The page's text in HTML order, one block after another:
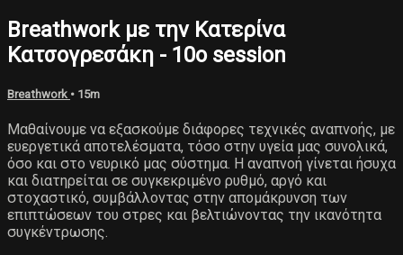
Breathwork με την Κατερίνα
Κατσογρεσάκη - 10ο session
Breathwork • 15m
Μαθαίνουμε να εξασκούμε διάφορες τεχνικές αναπνοής, με
ευεργετικά αποτελέσματα, τόσο στην υγεία μας συνολικά,
όσο και στο νευρικό μας σύστημα. Η αναπνοή γίνεται ήσυχα
και διατηρείται σε συγκεκριμένο ρυθμό, αργό και
στοχαστικό, συμβάλλοντας στην απομάκρυνση των
επιπτώσεων του στρες και βελτιώνοντας την ικανότητα
συγκέντρωσης.